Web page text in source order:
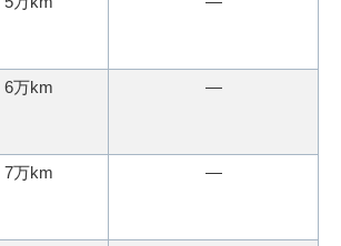
6万km ―
7万km ―